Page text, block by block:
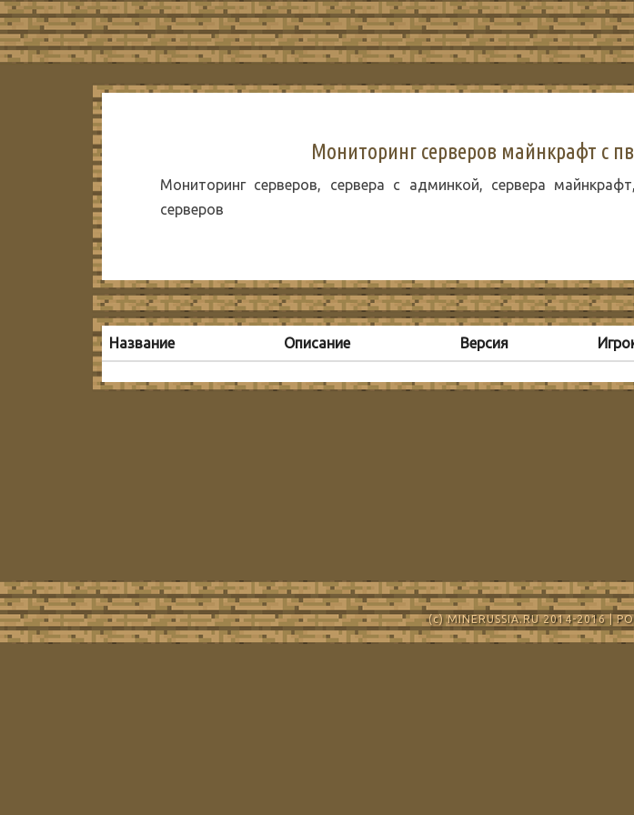
Мониторинг серверов майнкрафт с
Мониторинг серверов, сервера с админкой, сервера
серверов
Название Описание Версия
(c) MINERUSSIA.RU 2014-2016 |